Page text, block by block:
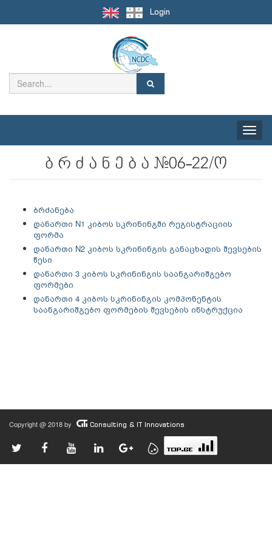
Login
Toggle
ბ რ ძ ა ნ ე ბ ა #06-22/ო
ბრძანება
დანართი N1 კიბოს სკრინინგში რეგისტრაციის
ფორმა
დანართი N2 კიბოს სკრინინგის განაცხადის შევსების
წესი
დანართი 3 კიბოს სკრინინგის საანგარიშგებო
ფორმები
დანართი 4 კიბოს სკრინინგის კომპონენტის
საანგარიშგებო ფორმების შევსების ინსტრუქცია
Copyright @ 2018 by Consulting & IT Innovations